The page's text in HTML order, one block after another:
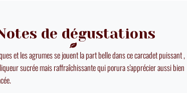
de dégustations
et les agrumes se jouent la part belle dans ce carcadet puissant ,
sucrée mais raffraîchissante qui porura s'apprécier aussi bien